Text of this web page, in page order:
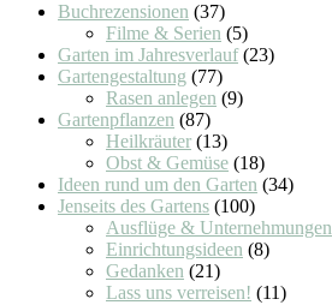
Buchrezensionen (37)
Filme & Serien (5)
Garten im Jahresverlauf(23)
Gartengestaltung (77)
Rasen anlegen (9)
Gartenpflanzen (87)
Heilkräuter (13)
Obst & Gemüse (18)
Ideen rund um den Garten (34)
Jenseits des Gartens (100)
Ausflüge & Unternehmungen
Einrichtungsideen (8)
Gedanken (21)
Lass uns verreisen! (11)